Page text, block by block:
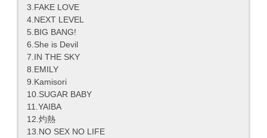
3.FAKE LOVE
4.NEXT LEVEL
5.BIG BANG!
6.She is Devil
7.IN THE SKY
8.EMILY
9.Kamisori
10.SUGAR BABY
11.YAIBA
12.灼熱
13.NO SEX NO LIFE